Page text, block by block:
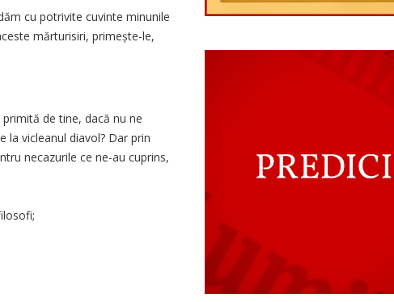
cu potrivite cuvinte minunile
mărturisiri, primește-le,
de tine, dacă nu ne
la vicleanul diavol? Dar prin
necazurile ce ne-au cuprins,